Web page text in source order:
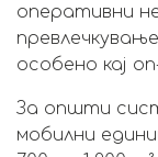
оперативни
особено кај
За општи
мобилни